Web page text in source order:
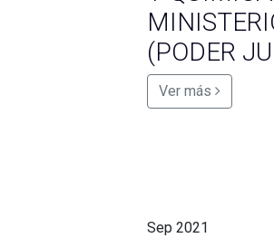
(PODER
Ver más
Sep 2021